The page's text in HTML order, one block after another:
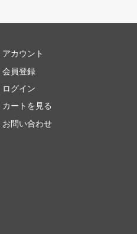
アカウント
会員登録
ログイン
カートを見る
お問い合わせ